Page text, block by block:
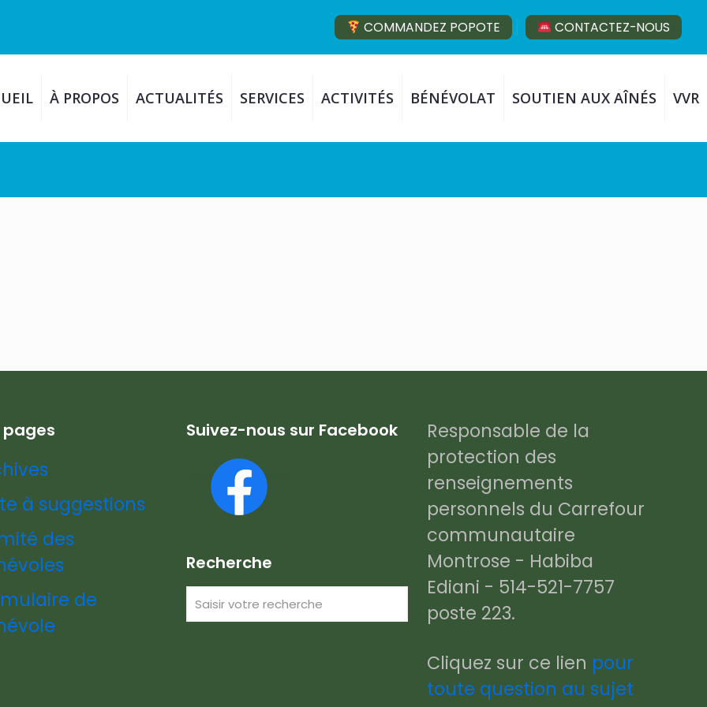
COMMANDEZ POPOTE CONTACTEZ-NOUS
À PROPOS ACTUALITÉS SERVICES ACTIVITÉS BÉNÉVOLAT SOUTIEN AUX AÎNÉS VVR
à suggestions
des
de
Suivez-nous sur Facebook
Recherche
Responsable de la
protection des
renseignements
personnels du Carrefour
communautaire
Montrose - Habiba
Ediani - 514-521-7757
poste 223.
Cliquez sur ce lien pour
toute question au sujet